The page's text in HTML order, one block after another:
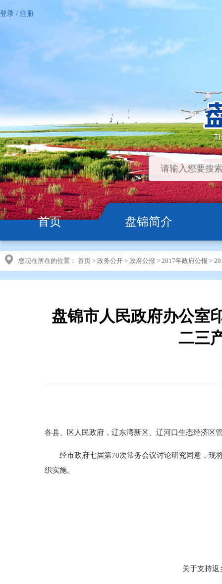
登录 / 注册
首页 盘锦简介
您现在所在的位置： 首页 > 政务公开 > 政府公报 > 2017年政府公报 >
盘锦市人民政府办公室
二三
各县、区人民政府，辽东湾新区、辽河口生态经济区
经市政府七届第70次常务会议讨论研究同意，现将
织实施。
关于支持返